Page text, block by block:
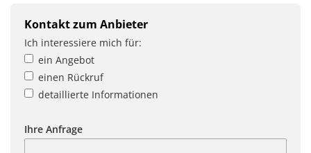
Kontakt zum Anbieter
Ich interessiere mich für:
ein Angebot
einen Rückruf
detaillierte Informationen
Ihre Anfrage